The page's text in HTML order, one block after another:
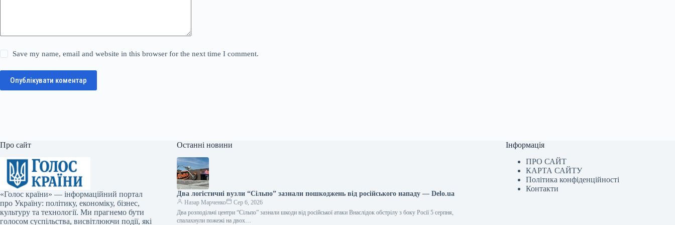
Save my name, email and website in this browser for the next time I comment.
Опублікувати коментар
Про сайт
«Голос країни» — інформаційний портал
про Україну: політику, економіку, бізнес,
культуру та технології. Ми прагнемо бути
голосом суспільства, висвітлюючи події, які
Останні новини
Два логістичні вузли “Сільпо” зазнали пошкоджень від російського нападу — Delo.ua
Назар Марченко
Сер 6, 2026
Два розподільчі центри “Сільпо” зазнали шкоди від російської атаки Внаслідок обстрілу з боку Росії 5 серпня,
спалахнули пожежі на двох…
Інформація
ПРО САЙТ
КАРТА САЙТУ
Політика конфіденційності
Контакти